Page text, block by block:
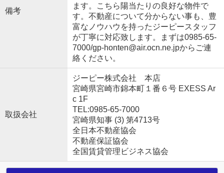
備考
ます。こちら陽当たりの良好な物件で
す。不動産について分からない事も、豊
富なノウハウを持ったジーピースタッフ
が丁寧に対応致します。まずは0985-65-
7000/gp-honten@air.ocn.ne.jpからご連
絡ください。
取扱会社
ジーピー株式会社 本店
宮崎県宮崎市錦本町１番６号 EXESS Ar
c 1F
TEL:0985-65-7000
宮崎県知事 (3) 第4713号
全日本不動産協会
不動産保証協会
全国賃貸管理ビジネス協会